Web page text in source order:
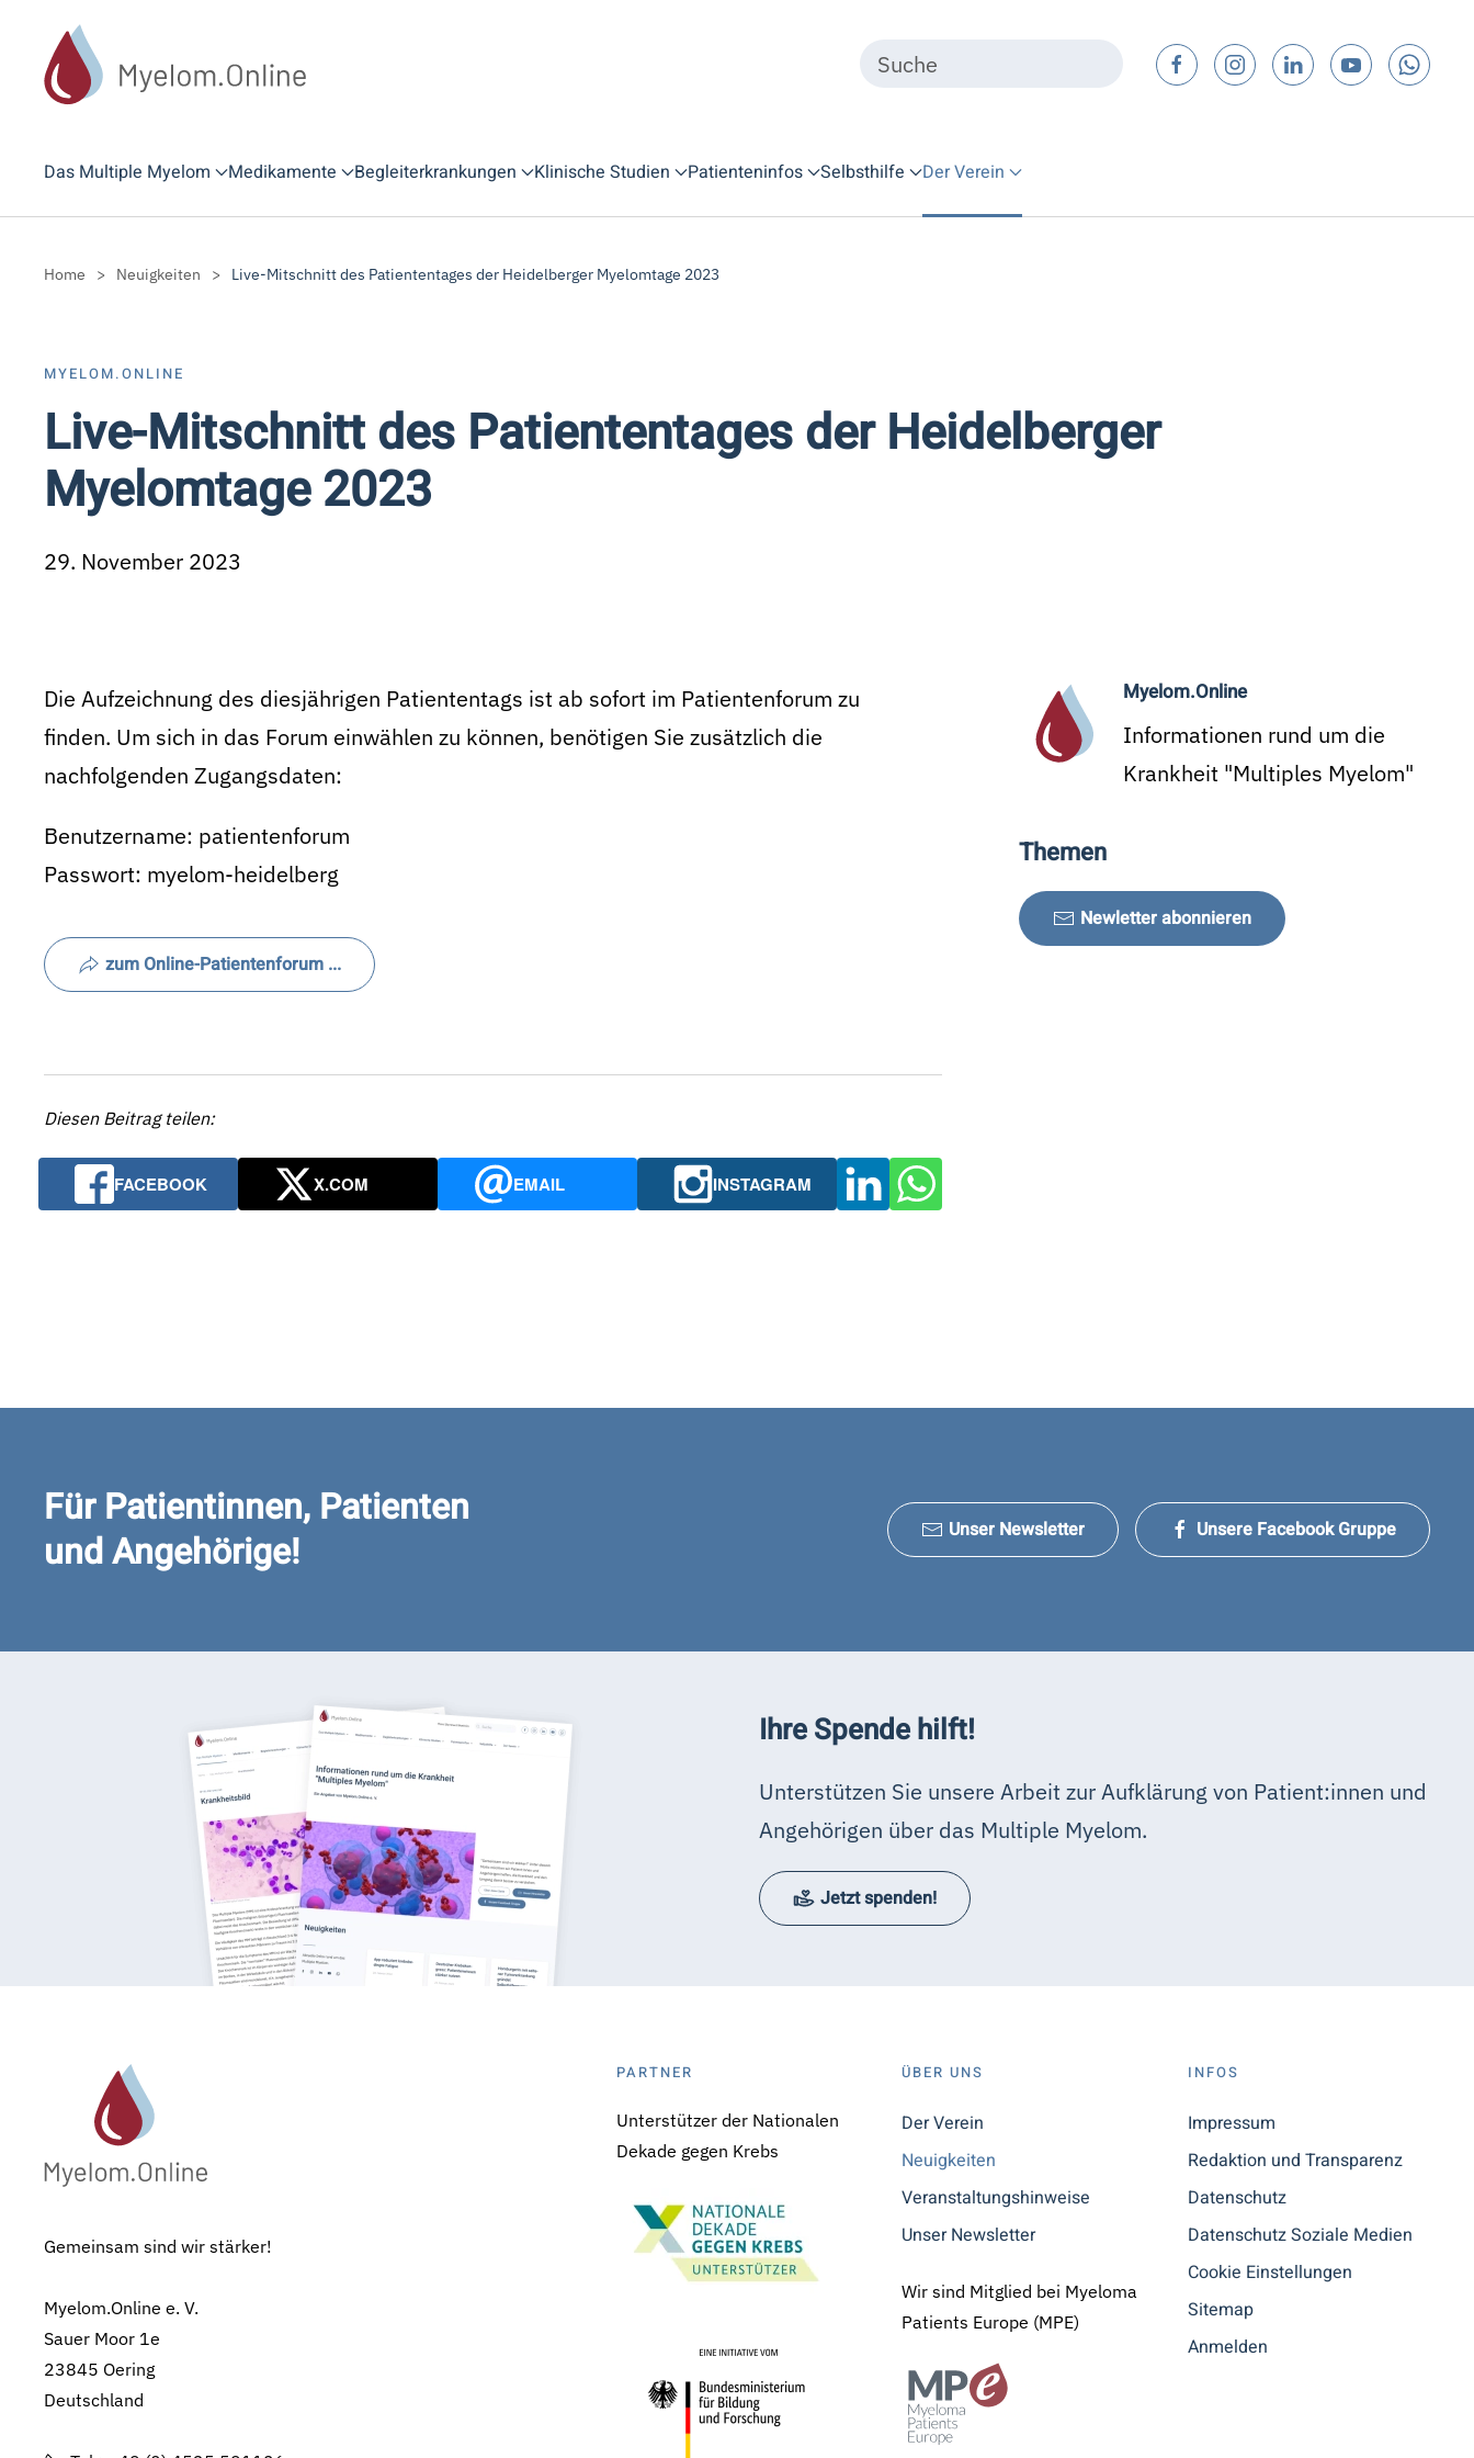
Zum Hauptinhalt springen
Das Multiple Myelom Medikamente Begleiterkrankungen Klinische Studien Patienteninfos Selbsthilfe Der Verein
Home Neuigkeiten Live-Mitschnitt des Patiententages der Heidelberger Myelomtage 2023
MYELOM.ONLINE
Live-Mitschnitt des Patiententages der Heidelberger
Myelomtage 2023
29. November 2023
Die Aufzeichnung des diesjährigen Patiententags ist ab sofort im Patientenforum zu
finden. Um sich in das Forum einwählen zu können, benötigen Sie zusätzlich die
nachfolgenden Zugangsdaten:
Benutzername: patientenforum
Passwort: myelom-heidelberg
zum Online-Patientenforum ...
Diesen Beitrag teilen:
FACEBOOK X.COM EMAIL INSTAGRAM
Myelom.Online
Informationen rund um die
Krankheit "Multiples Myelom"
Themen
Newletter abonnieren
Für Patientinnen, Patienten
und Angehörige!
Unser Newsletter Unsere Facebook Gruppe
Ihre Spende hilft!
Unterstützen Sie unsere Arbeit zur Aufklärung von Patient:innen und
Angehörigen über das Multiple Myelom.
Jetzt spenden!
Gemeinsam sind wir stärker!
Myelom.Online e. V.
Sauer Moor 1e
23845 Oering
Deutschland
PARTNER
Unterstützer der Nationalen
Dekade gegen Krebs
ÜBER UNS
Der Verein
Neuigkeiten
Veranstaltungshinweise
Unser Newsletter
Wir sind Mitglied bei Myeloma
Patients Europe (MPE)
INFOS
Impressum
Redaktion und Transparenz
Datenschutz
Datenschutz Soziale Medien
Cookie Einstellungen
Sitemap
Anmelden